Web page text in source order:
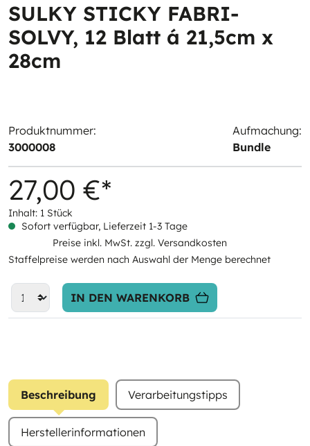
SULKY STICKY FABRI-
SOLVY, 12 Blatt á 21,5cm x
28cm
Produktnummer:
3000008
Aufmachung:
Bundle
27,00 €*
Inhalt: 1 Stück
Sofort verfügbar, Lieferzeit 1-3 Tage
Preise inkl. MwSt. zzgl. Versandkosten
Staffelpreise werden nach Auswahl der Menge berechnet
IN DEN WARENKORB
Beschreibung Verarbeitungstipps
Herstellerinformationen